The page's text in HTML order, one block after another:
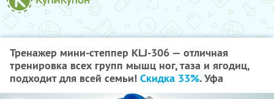
Тренажер мини-степпер KLJ-306 — отличная
тренировка всех групп мышц ног, таза и ягодиц,
подходит для всей семьи! Скидка 33%. Уфа